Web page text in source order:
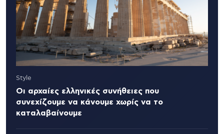
Style
Οι αρχαίες ελληνικές συνήθειες που
συνεχίζουμε να κάνουμε χωρίς να το
καταλαβαίνουμε